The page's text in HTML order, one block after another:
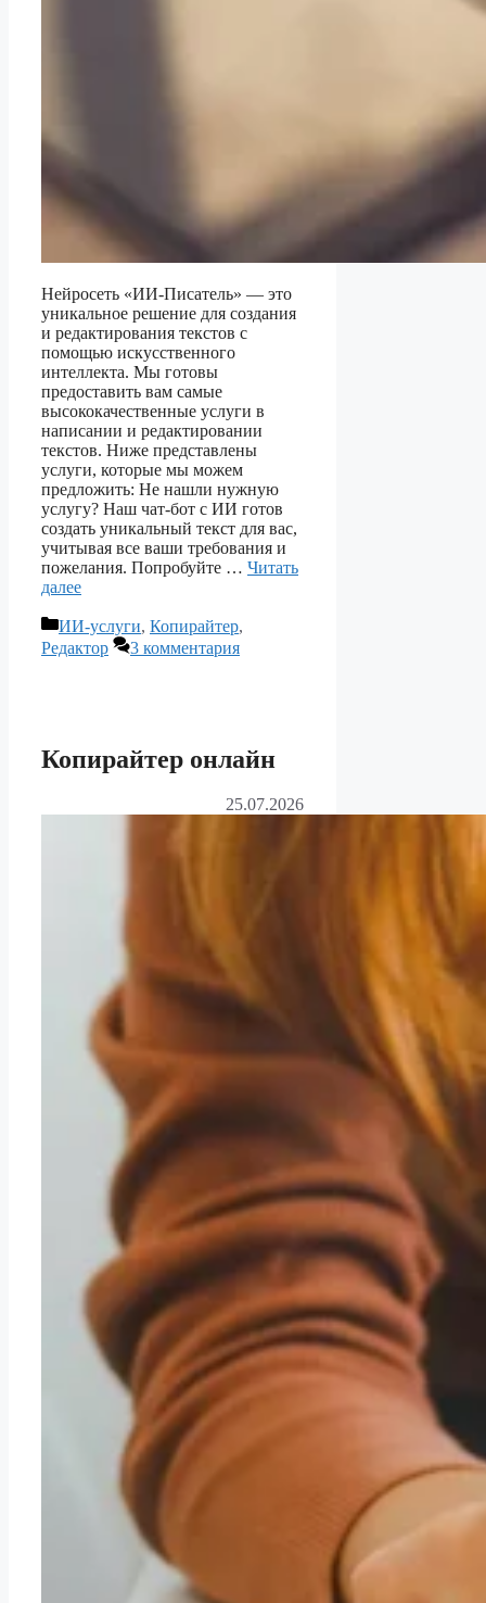
Нейросеть «ИИ-Писатель» — это
уникальное решение для создания
и редактирования текстов с
помощью искусственного
интеллекта. Мы готовы
предоставить вам самые
высококачественные услуги в
написании и редактировании
текстов. Ниже представлены
услуги, которые мы можем
предложить: Не нашли нужную
услугу? Наш чат-бот с ИИ готов
создать уникальный текст для вас,
учитывая все ваши требования и
пожелания. Попробуйте … Читать
далее
Рубрики
ИИ-услуги, Копирайтер,
Редактор
3 комментария
Копирайтер онлайн
25.07.2026